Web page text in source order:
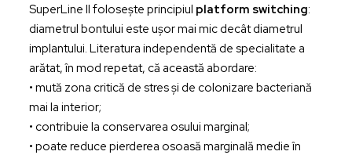
SuperLine II folosește principiul platform switching:
diametrul bontului este ușor mai mic decât diametrul
implantului. Literatura independentă de specialitate a
arătat, în mod repetat, că această abordare:
• mută zona critică de stres și de colonizare bacteriană
mai la interior;
• contribuie la conservarea osului marginal;
• poate reduce pierderea osoasă marginală medie în